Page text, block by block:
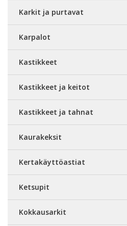
Karkit ja purtavat
Karpalot
Kastikkeet
Kastikkeet ja keitot
Kastikkeet ja tahnat
Kaurakeksit
Kertakäyttöastiat
Ketsupit
Kokkausarkit